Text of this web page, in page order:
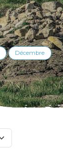
Décembre